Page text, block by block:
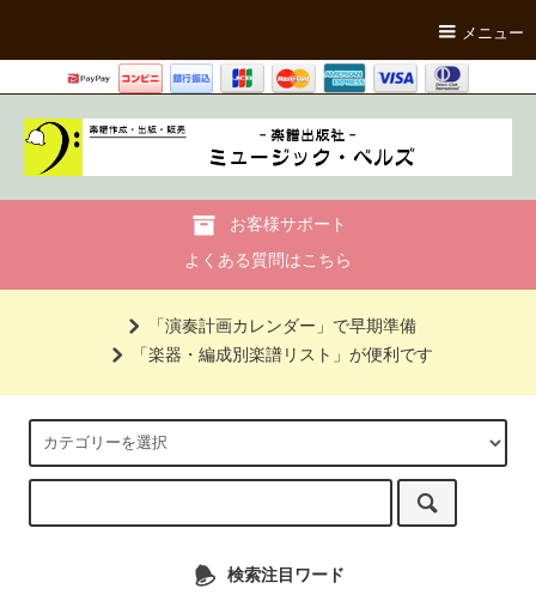
メニュー
お客様サポート
よくある質問はこちら
「演奏計画カレンダー」で早期準備
「楽器・編成別楽譜リスト」が便利です
検索注目ワード